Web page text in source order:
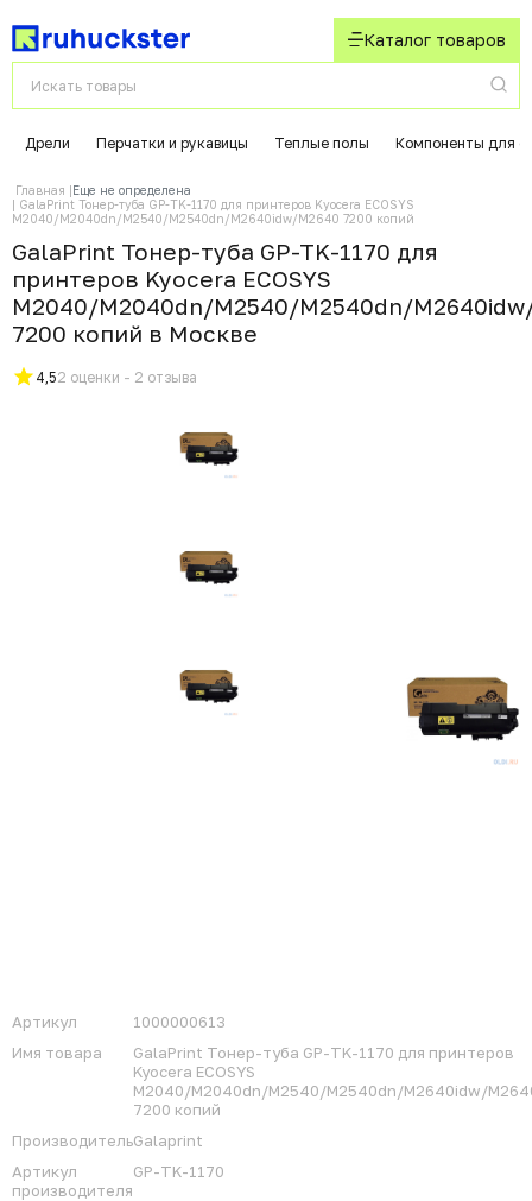
Каталог товаров
Дрели Перчатки и рукавицы Теплые полы Компоненты для
Главная
Еще не определена
GalaPrint Тонер-туба GP-TK-1170 для принтеров Kyocera ECOSYS
M2040/M2040dn/M2540/M2540dn/M2640idw/M2640 7200 копий
GalaPrint Тонер-туба GP-TK-1170 для
принтеров Kyocera ECOSYS
M2040/M2040dn/M2540/M2540dn/
7200 копий в Москвe
4,52 оценки - 2 отзыва
Артикул
1000000613
Имя товара
GalaPrint Тонер-туба GP-TK-1170 для принтеров
Kyocera ECOSYS
M2040/M2040dn/M2540/M2540dn/M2640idw/
7200 копий
ПроизводительGalaprint
Артикул
производителя
GP-TK-1170